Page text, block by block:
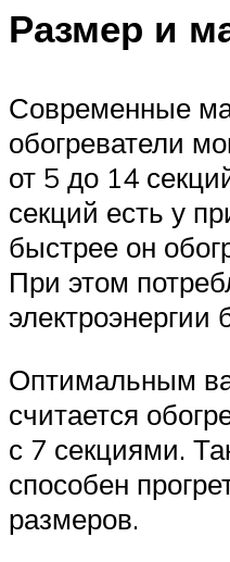
Размер и
Современные
обогреватели
от 5 до 14
секций есть у
быстрее он
При этом
электроэнергии
Оптимальным
считается
с 7 секциями.
способен
размеров.